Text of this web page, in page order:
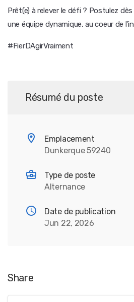
Prêt(e) à relever le défi ? Postulez
une équipe dynamique, au coeur de
#FierDAgirVraiment
Résumé du poste
Emplacement
Dunkerque 59240
Type de poste
Alternance
Date de publication
Jun 22, 2026
Share